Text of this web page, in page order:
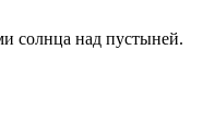
солнца над пустыней.